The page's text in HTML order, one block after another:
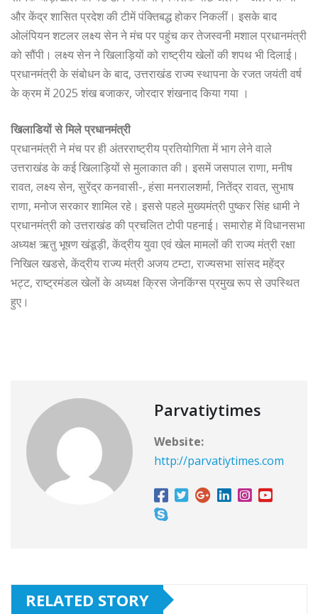
और केंद्र शासित प्रदेश की टीमें पंक्तिबद्ध होकर निकलीं। इसके बाद
ओलंपियन शटलर लक्ष्य सेन ने मंच पर पहुंच कर तेजस्वनी मशाल प्रधानमंत्री
को सौंपी। लक्ष्य सेन ने खिलाड़ियों को राष्ट्रीय खेलों की शपथ भी दिलाई।
प्रधानमंत्री के संबोधन के बाद, उत्तराखंड राज्य स्थापना के रजत जयंती वर्ष
के क्रम में 2025 शंख बजाकर, जोरदार शंखनाद किया गया ।
खिलाडियों से मिले प्रधानमंत्री
प्रधानमंत्री ने मंच पर ही अंतरराष्ट्रीय प्रतियोगिता में भाग लेने वाले
उत्तराखंड के कई खिलाड़ियों से मुलाकात की। इसमें जसपाल राणा, मनीष
रावत, लक्ष्य सेन, सुरेंद्र कनवासी-, हंसा मनरालशर्मा, नितेंद्र रावत, सुभाष
राणा, मनोज सरकार शामिल रहे। इससे पहले मुख्यमंत्री पुष्कर सिंह धामी ने
प्रधानमंत्री को उत्तराखंड की प्रचलित टोपी पहनाई। समारोह में विधानसभा
अध्यक्ष ऋतु भूषण खंडूड़ी, केंद्रीय युवा एवं खेल मामलों की राज्य मंत्री रक्षा
निखिल खडसे, केंद्रीय राज्य मंत्री अजय टम्टा, राज्यसभा सांसद महेंद्र
भट्ट, राष्ट्रमंडल खेलों के अध्यक्ष क्रिस जेनकिंग्स प्रमुख रूप से उपस्थित
हुए।
Parvatiytimes
Website:
http://parvatiytimes.com
RELATED STORY